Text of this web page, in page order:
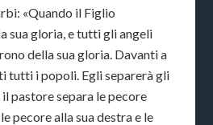
«Quando il Figlio
sua gloria, e tutti gli angeli
della sua gloria. Davanti a
tutti i popoli. Egli separerà gli
pastore separa le pecore
pecore alla sua destra e le